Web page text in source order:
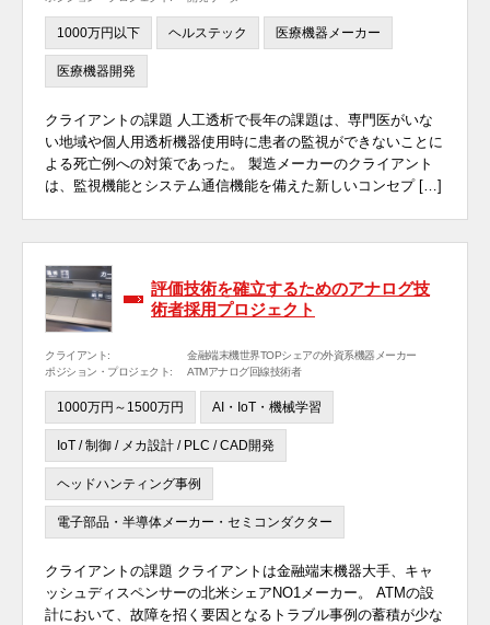
1000万円以下 ヘルステック 医療機器メーカー
医療機器開発
クライアントの課題 人工透析で長年の課題は、専門医がいな
い地域や個人用透析機器使用時に患者の監視ができないことに
よる死亡例への対策であった。 製造メーカーのクライアント
は、監視機能とシステム通信機能を備えた新しいコンセプ […]
評価技術を確立するためのアナログ技
術者採用プロジェクト
クライアント:
金融端末機世界TOPシェアの外資系機器メーカー
ポジション・プロジェクト:
ATMアナログ回線技術者
1000万円～1500万円 AI・IoT・機械学習
IoT / 制御 / メカ設計 / PLC / CAD開発
ヘッドハンティング事例
電子部品・半導体メーカー・セミコンダクター
クライアントの課題 クライアントは金融端末機器大手、キャ
ッシュディスペンサーの北米シェアNO1メーカー。 ATMの設
計において、故障を招く要因となるトラブル事例の蓄積が少な